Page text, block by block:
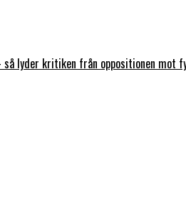
lyder kritiken från oppositionen mot